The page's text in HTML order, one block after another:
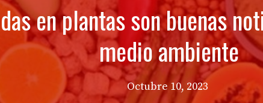
en plantas son buenas
medio ambiente
Octubre 10, 2023